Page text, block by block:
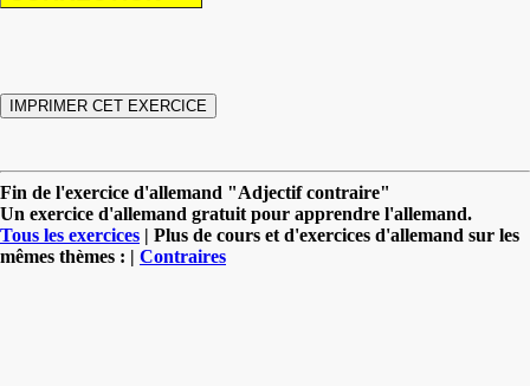
Fin de l'exercice d'allemand "Adjectif contraire"
Un exercice d'allemand gratuit pour apprendre l'allemand.
Tous les exercices | Plus de cours et d'exercices d'allemand sur les
mêmes thèmes : | Contraires